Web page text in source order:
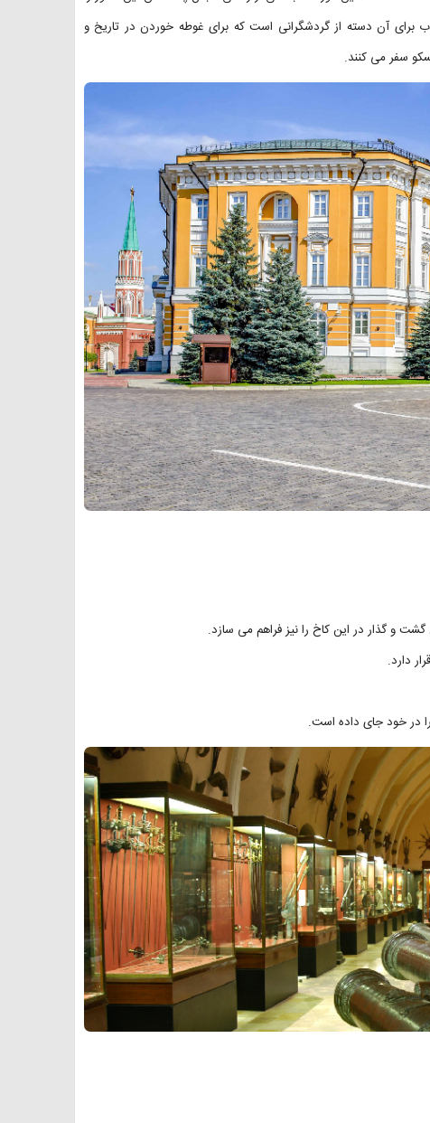
برای آن دسته از گردشگرانی است که برای غوطه خوردن در تاریخ و
سفر می کنند.
و گذار در این کاخ را نیز فراهم می سازد.
دارد.
در خود جای داده است.